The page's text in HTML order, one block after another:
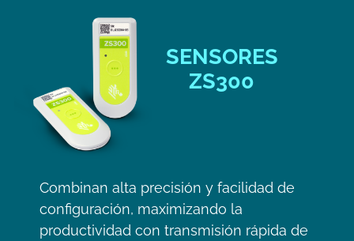
SENSORES
ZS300
Combinan alta precisión y facilidad de
configuración, maximizando la
productividad con transmisión rápida de